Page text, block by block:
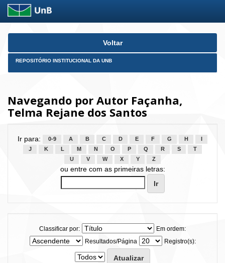
Skip
Voltar
REPOSITÓRIO INSTITUCIONAL DA UNB
Navegando por Autor Façanha,
Telma Rejane dos Santos
Ir para: 0-9 A B C D E F G H
J
K L M N O P Q R S
T
U
V W X Y Z
ou entre com as primeiras letras:
Classificar por:
Em ordem:
Resultados/Página
Registro(s):